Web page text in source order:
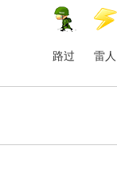
路过 雷人